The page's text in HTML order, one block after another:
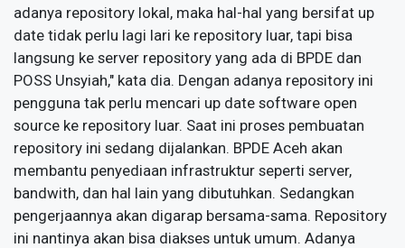
adanya repository lokal, maka hal-hal yang bersifat up
date tidak perlu lagi lari ke repository luar, tapi bisa
langsung ke server repository yang ada di BPDE dan
POSS Unsyiah," kata dia. Dengan adanya repository ini
pengguna tak perlu mencari up date software open
source ke repository luar. Saat ini proses pembuatan
repository ini sedang dijalankan. BPDE Aceh akan
membantu penyediaan infrastruktur seperti server,
bandwith, dan hal lain yang dibutuhkan. Sedangkan
pengerjaannya akan digarap bersama-sama. Repository
ini nantinya akan bisa diakses untuk umum. Adanya